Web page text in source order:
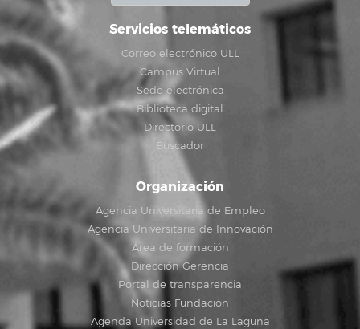
Servicios telemáticos
Correo electrónico ULL
Campus Virtual
Sede electrónica
Biblioteca digital
Directorio ULL
Buscador
Organización
Agencia Universitaria de Empleo
Agencia Universitaria de Innovación
Área de formación
Dirección Gerencia
Portal de transparencia
Noticias Fundación
Agenda Universidad de La Laguna